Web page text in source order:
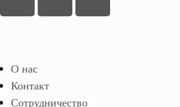
О нас
Контакт
Сотрудничество